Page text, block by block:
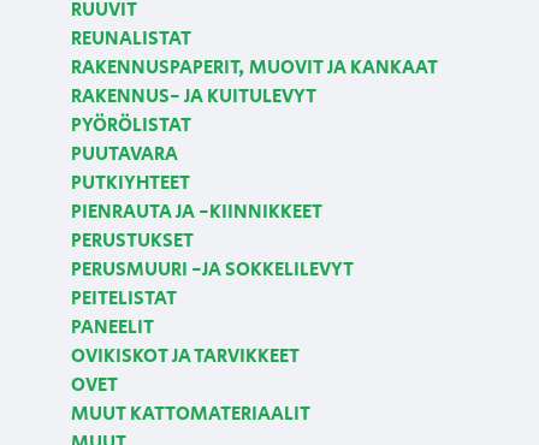
RUUVIT
REUNALISTAT
RAKENNUSPAPERIT, MUOVIT JA KANKAAT
RAKENNUS- JA KUITULEVYT
PYÖRÖLISTAT
PUUTAVARA
PUTKIYHTEET
PIENRAUTA JA -KIINNIKKEET
PERUSTUKSET
PERUSMUURI -JA SOKKELILEVYT
PEITELISTAT
PANEELIT
OVIKISKOT JA TARVIKKEET
OVET
MUUT KATTOMATERIAALIT